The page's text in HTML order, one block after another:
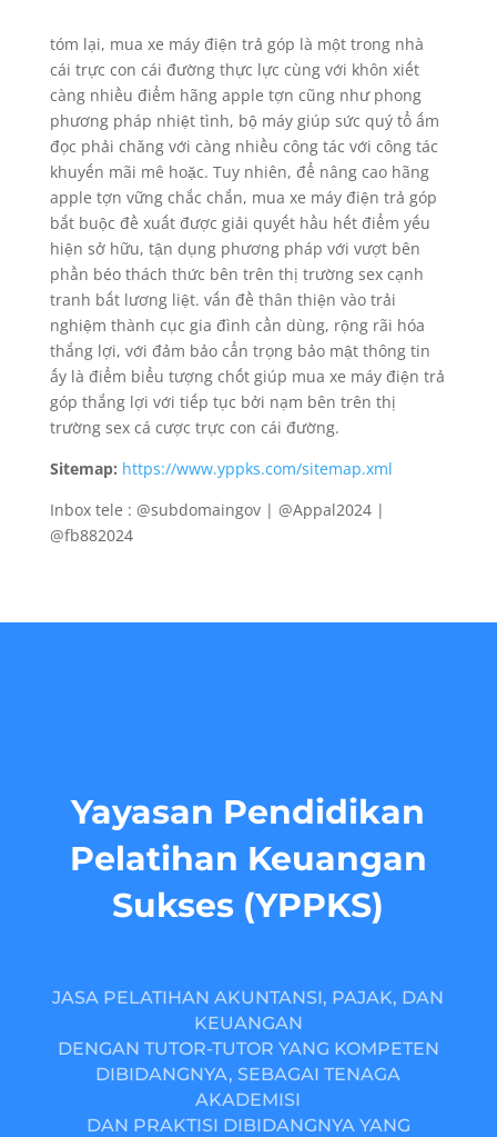
tóm lại, mua xe máy điện trả góp là một trong nhà
cái trực con cái đường thực lực cùng với khôn xiết
càng nhiều điểm hãng apple tợn cũng như phong
phương pháp nhiệt tình, bộ máy giúp sức quý tổ ấm
đọc phải chăng với càng nhiều công tác với công tác
khuyến mãi mê hoặc. Tuy nhiên, để nâng cao hãng
apple tợn vững chắc chắn, mua xe máy điện trả góp
bắt buộc đề xuất được giải quyết hầu hết điểm yếu
hiện sở hữu, tận dụng phương pháp với vượt bên
phần béo thách thức bên trên thị trường sex cạnh
tranh bất lương liệt. vấn đề thân thiện vào trải
nghiệm thành cục gia đình cần dùng, rộng rãi hóa
thắng lợi, với đảm bảo cẩn trọng bảo mật thông tin
ấy là điểm biểu tượng chốt giúp mua xe máy điện trả
góp thắng lợi với tiếp tục bởi nạm bên trên thị
trường sex cá cược trực con cái đường.
Sitemap: https://www.yppks.com/sitemap.xml
Inbox tele : @subdomaingov | @Appal2024 |
@fb882024
Yayasan Pendidikan
Pelatihan Keuangan
Sukses (YPPKS)
JASA PELATIHAN AKUNTANSI, PAJAK, DAN
KEUANGAN
DENGAN TUTOR-TUTOR YANG KOMPETEN
DIBIDANGNYA, SEBAGAI TENAGA
AKADEMISI
DAN PRAKTISI DIBIDANGNYA YANG